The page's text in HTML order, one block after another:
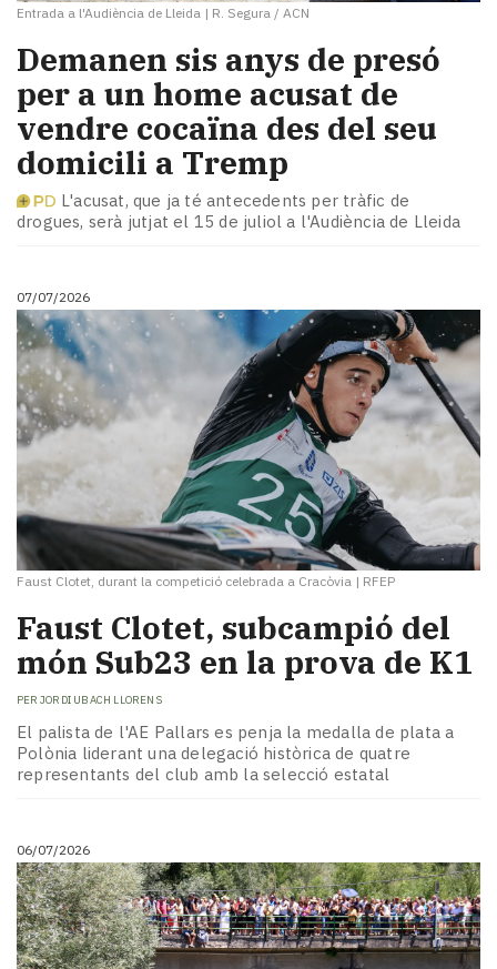
Entrada a l'Audiència de Lleida | R. Segura / ACN
Demanen sis anys de presó
per a un home acusat de
vendre cocaïna des del seu
domicili a Tremp
L'acusat, que ja té antecedents per tràfic de
drogues, serà jutjat el 15 de juliol a l'Audiència de Lleida
07/07/2026
Faust Clotet, durant la competició celebrada a Cracòvia | RFEP
Faust Clotet, subcampió del
món Sub23 en la prova de K1
PER JORDI UBACH LLORENS
El palista de l'AE Pallars es penja la medalla de plata a
Polònia liderant una delegació històrica de quatre
representants del club amb la selecció estatal
06/07/2026